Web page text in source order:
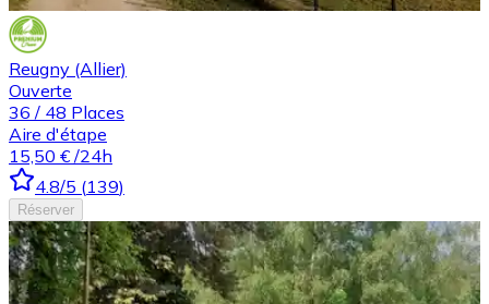
Reugny (Allier)
Ouverte
36 / 48 Places
Aire d'étape
15,50 € /24h
4.8/5 (139)
Réserver